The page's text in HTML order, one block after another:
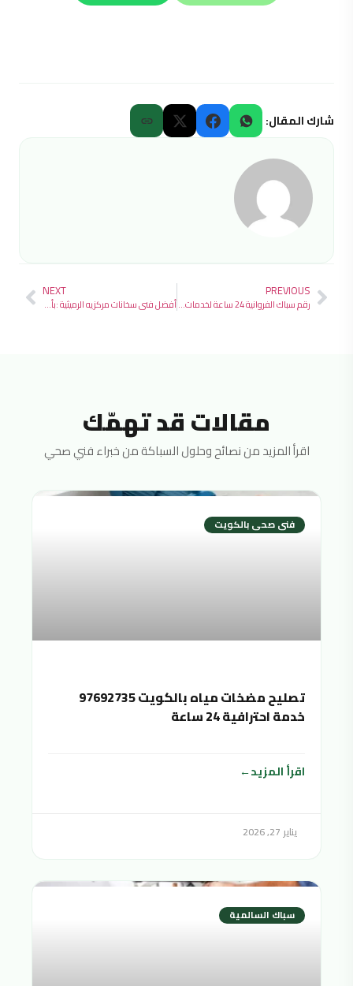
شارك المقال:
PREVIOUS
رقم سباك الفروانية 24 ساعة لخدمات السباكة الطارئة والصيانة الفورية
NEXT
أفضل فني سخانات مركزيه الرميثية :بأسعار مناسبة وخدمة فورية
مقالات قد تهمّك
اقرأ المزيد من نصائح وحلول السباكة من خبراء فني صحي
فنى صحى بالكويت
تصليح مضخات مياه بالكويت 97692735
خدمة احترافية 24 ساعة
اقرأ المزيد
يناير 27, 2026
سباك السالمية